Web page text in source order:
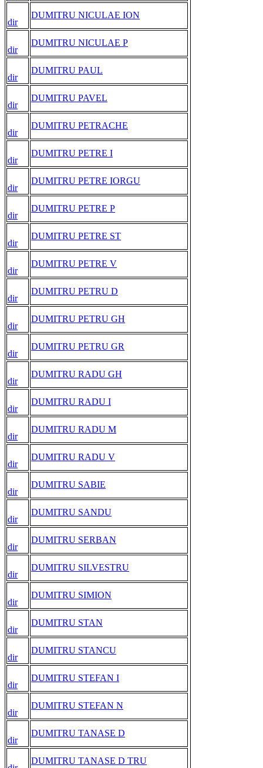
dir
DUMITRU NICULAE ION
dir
DUMITRU NICULAE P
dir
DUMITRU PAUL
dir
DUMITRU PAVEL
dir
DUMITRU PETRACHE
dir
DUMITRU PETRE I
dir
DUMITRU PETRE IORGU
dir
DUMITRU PETRE P
dir
DUMITRU PETRE ST
dir
DUMITRU PETRE V
dir
DUMITRU PETRU D
dir
DUMITRU PETRU GH
dir
DUMITRU PETRU GR
dir
DUMITRU RADU GH
dir
DUMITRU RADU I
dir
DUMITRU RADU M
dir
DUMITRU RADU V
dir
DUMITRU SABIE
dir
DUMITRU SANDU
dir
DUMITRU SERBAN
dir
DUMITRU SILVESTRU
dir
DUMITRU SIMION
dir
DUMITRU STAN
dir
DUMITRU STANCU
dir
DUMITRU STEFAN I
dir
DUMITRU STEFAN N
dir
DUMITRU TANASE D
DUMITRU TANASE D TRU